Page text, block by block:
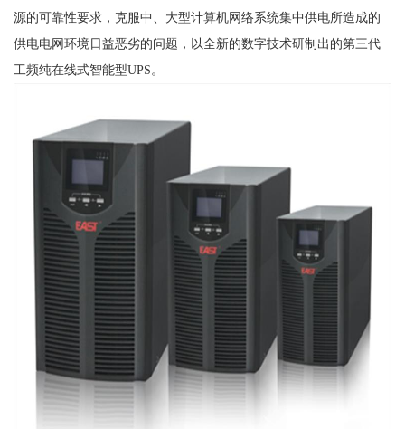
源的可靠性要求，克服中、大型计算机网络系统集中供电所造成的
供电电网环境日益恶劣的问题，以全新的数字技术研制出的第三代
工频纯在线式智能型UPS。